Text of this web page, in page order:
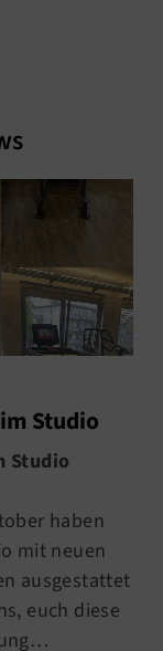
Studio
Studio
haben
mit neuen
ausgestattet
euch diese